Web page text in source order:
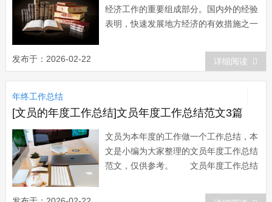
经济工作的重要组成部分。国内外的经验
表明，快速发展地方经济的有效措施之一
场招商部年终工作总结，希望对大家有所
帮助。商场招商部年终工作总结范文
一 商百购物休闲广场招商部，于201x
年7月中旬在商百开发商的筹备下组建。
隶属于商...
发布于：2026-02-22 详细阅读
年终工作总结
[文员的年度工作总结]文员年度工作总结范文3篇
文员为本年度的工作做一个工作总结，本
文是小编为大家整理的文员年度工作总结
范文，仅供参考。 文员年度工作总结
任工厂前台文员一职，感谢领导对我的信